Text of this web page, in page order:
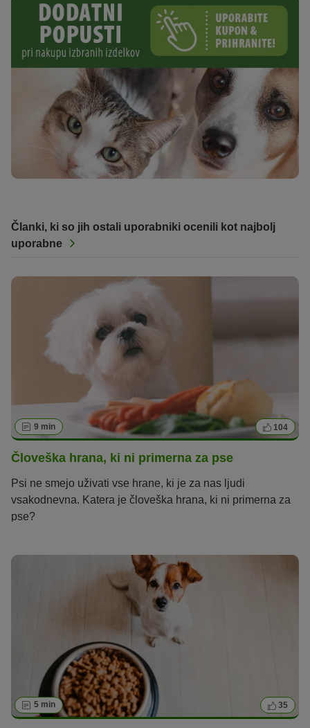
Članki, ki so jih ostali uporabniki ocenili kot najbolj
uporabne
9 min 104
Človeška hrana, ki ni primerna za pse
Psi ne smejo uživati vse hrane, ki je za nas ljudi
vsakodnevna. Katera je človeška hrana, ki ni primerna za
pse?
5 min 35